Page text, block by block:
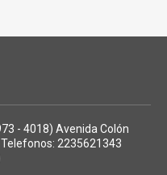
- 4018) Avenida Colón
2235621343